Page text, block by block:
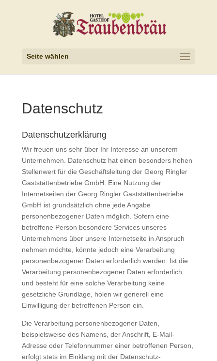
Seite wählen
Datenschutz
Datenschutzerklärung
Wir freuen uns sehr über Ihr Interesse an unserem
Unternehmen. Datenschutz hat einen besonders hohen
Stellenwert für die Geschäftsleitung der Georg Ringler
Gaststättenbetriebe GmbH. Eine Nutzung der
Internetseiten der Georg Ringler Gaststättenbetriebe
GmbH ist grundsätzlich ohne jede Angabe
personenbezogener Daten möglich. Sofern eine
betroffene Person besondere Services unseres
Unternehmens über unsere Internetseite in Anspruch
nehmen möchte, könnte jedoch eine Verarbeitung
personenbezogener Daten erforderlich werden. Ist die
Verarbeitung personenbezogener Daten erforderlich
und besteht für eine solche Verarbeitung keine
gesetzliche Grundlage, holen wir generell eine
Einwilligung der betroffenen Person ein.
Die Verarbeitung personenbezogener Daten,
beispielsweise des Namens, der Anschrift, E-Mail-
Adresse oder Telefonnummer einer betroffenen Person,
erfolgt stets im Einklang mit der Datenschutz-